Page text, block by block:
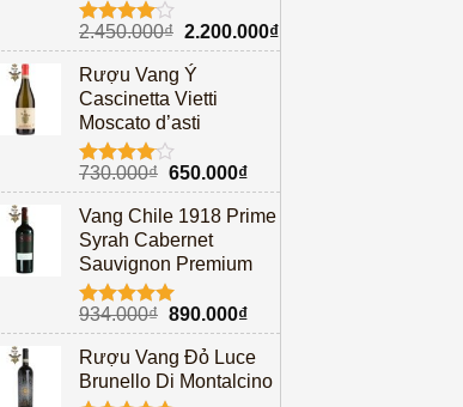
Được
xếp hạng
4.005
sao
2.450.000₫ Giá
gốc
là:
2.450.000₫.
2.200.000₫Giá
hiện
Rượu Vang Ý
Cascinetta Vietti
Moscato d’asti
Được
xếp hạng
4.005
sao
730.000₫ Giá
gốc
là:
730.000₫.
650.000₫Giá
hiện
tại
650.000₫.
Vang Chile 1918 Prime
Syrah Cabernet
Sauvignon Premium
Được xếp
hạng5.00
5 sao
934.000₫ Giá
gốc
là:
934.000₫.
890.000₫Giá
hiện
tại
là:
Rượu Vang Đỏ Luce
Brunello Di Montalcino